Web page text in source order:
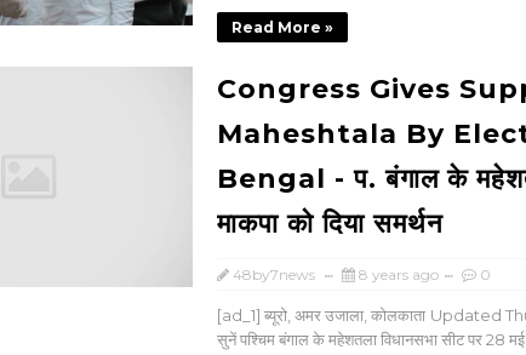
Read More »
Congress Gives
Maheshtala By
Bengal - प. बंगाल के
माकपा को दिया समर्थन
48by7news 8 years ago 0
[ad_1] ब्यूरो, अमर उजाला, कोलकाता Updated
सुनें पश्चिम बंगाल के महेशतला विधानसभा सीट पर 28